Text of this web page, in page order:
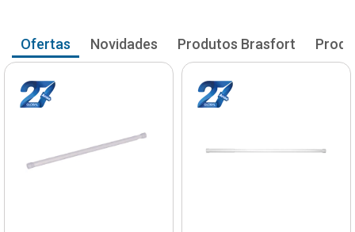
Ofertas Novidades Produtos Brasfort